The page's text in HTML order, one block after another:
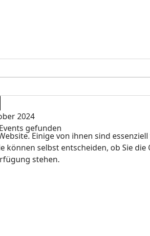
2024
gefunden
Einige von ihnen sind
können selbst entscheiden, ob Sie
stehen.